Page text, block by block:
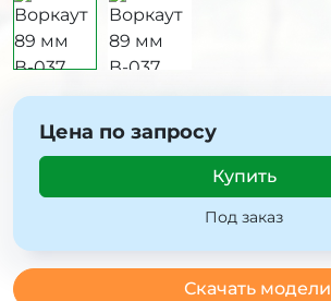
Цена по запросу
Купить
Под заказ
Скачать модели